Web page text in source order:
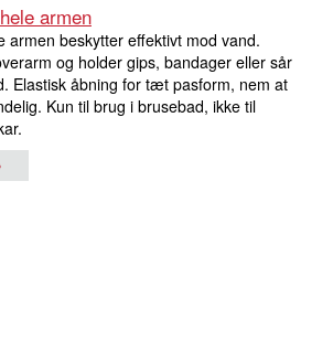
armen
armen beskytter effektivt mod vand.
og holder gips, bandager eller sår
Elastisk åbning for tæt pasform, nem at
Kun til brug i brusebad, ikke til